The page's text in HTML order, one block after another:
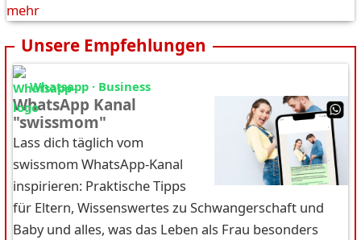
mehr
Unsere Empfehlungen
Whatsapp · Business
WhatsApp Kanal
"swissmom"
Lass dich täglich vom
swissmom WhatsApp-Kanal
inspirieren: Praktische Tipps
für Eltern, Wissenswertes zu Schwangerschaft und
Baby und alles, was das Leben als Frau besonders